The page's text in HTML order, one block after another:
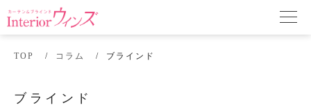
TOP コラム ブラインド
ブラインド